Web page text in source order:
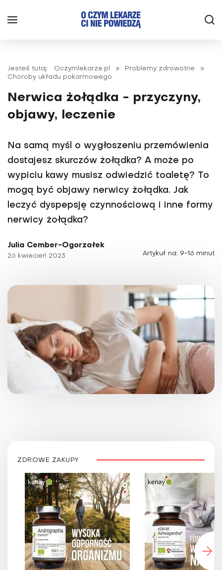
Jesteś tutaj: Oczymlekarze.pl » Problemy zdrowotne
»
Choroby układu pokarmowego
Nerwica żołądka - przyczyny,
objawy, leczenie
Na samą myśl o wygłoszeniu przemówienia
dostajesz skurczów żołądka? A może po
wypiciu kawy musisz odwiedzić toaletę? To
mogą być objawy nerwicy żołądka. Jak
leczyć dyspepsję czynnościową i inne formy
nerwicy żołądka?
Julia Cember-Ogorzałek
26 kwiecień 2023 Artykuł na: 9-16 minut
ZDROWE ZAKUPY